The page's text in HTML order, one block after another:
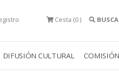
Cesta (0 )
DIFUSIÓN CULTURAL